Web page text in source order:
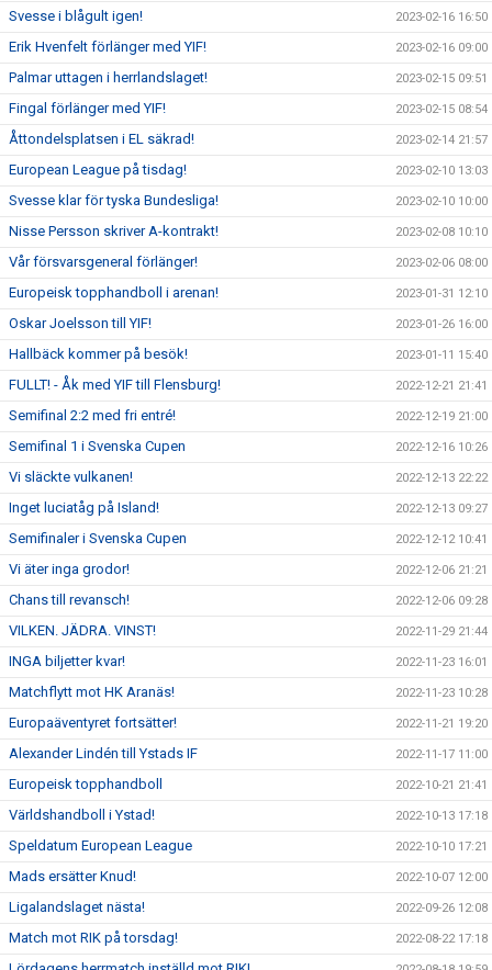
Svesse i blågult igen! 2023-02-16 16:50
Erik Hvenfelt förlänger med YIF! 2023-02-16 09:00
Palmar uttagen i herrlandslaget! 2023-02-15 09:51
Fingal förlänger med YIF! 2023-02-15 08:54
Åttondelsplatsen i EL säkrad! 2023-02-14 21:57
European League på tisdag! 2023-02-10 13:03
Svesse klar för tyska Bundesliga! 2023-02-10 10:00
Nisse Persson skriver A-kontrakt! 2023-02-08 10:10
Vår försvarsgeneral förlänger! 2023-02-06 08:00
Europeisk topphandboll i arenan! 2023-01-31 12:10
Oskar Joelsson till YIF! 2023-01-26 16:00
Hallbäck kommer på besök! 2023-01-11 15:40
FULLT! - Åk med YIF till Flensburg! 2022-12-21 21:41
Semifinal 2:2 med fri entré! 2022-12-19 21:00
Semifinal 1 i Svenska Cupen 2022-12-16 10:26
Vi släckte vulkanen! 2022-12-13 22:22
Inget luciatåg på Island! 2022-12-13 09:27
Semifinaler i Svenska Cupen 2022-12-12 10:41
Vi äter inga grodor! 2022-12-06 21:21
Chans till revansch! 2022-12-06 09:28
VILKEN. JÄDRA. VINST! 2022-11-29 21:44
INGA biljetter kvar! 2022-11-23 16:01
Matchflytt mot HK Aranäs! 2022-11-23 10:28
Europaäventyret fortsätter! 2022-11-21 19:20
Alexander Lindén till Ystads IF 2022-11-17 11:00
Europeisk topphandboll 2022-10-21 21:41
Världshandboll i Ystad! 2022-10-13 17:18
Speldatum European League 2022-10-10 17:21
Mads ersätter Knud! 2022-10-07 12:00
Ligalandslaget nästa! 2022-09-26 12:08
Match mot RIK på torsdag! 2022-08-22 17:18